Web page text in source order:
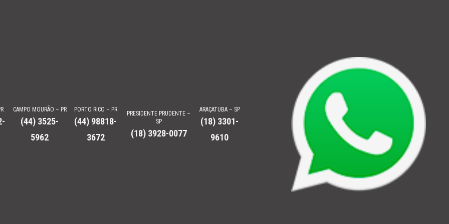
CAMPO MOURÃO – PR
(44) 3525-
5962
PORTO RICO – PR
(44) 98818-
3672
PRESIDENTE PRUDENTE –
SP
(18) 3928-0077
ARAÇATUBA – SP
(18) 3301-
9610